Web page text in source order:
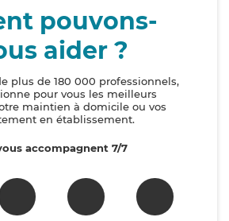
pouvons-
aider ?
plus de 180 000 professionnels,
pour vous les meilleurs
maintien à domicile ou vos
en établissement.
accompagnent 7/7